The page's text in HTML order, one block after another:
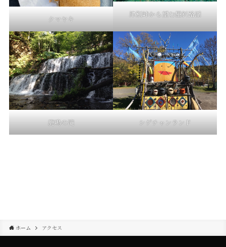
クマヤキ
津別峠から望む屈斜路湖
鹿鳴の滝 シゲチャンランド
ホーム アクセス